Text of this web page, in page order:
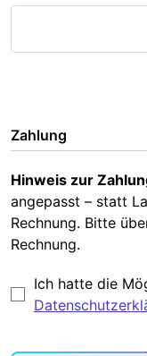
Zahlung
Hinweis zur
angepasst – statt
Rechnung. Bitte
Rechnung.
Ich hatte die